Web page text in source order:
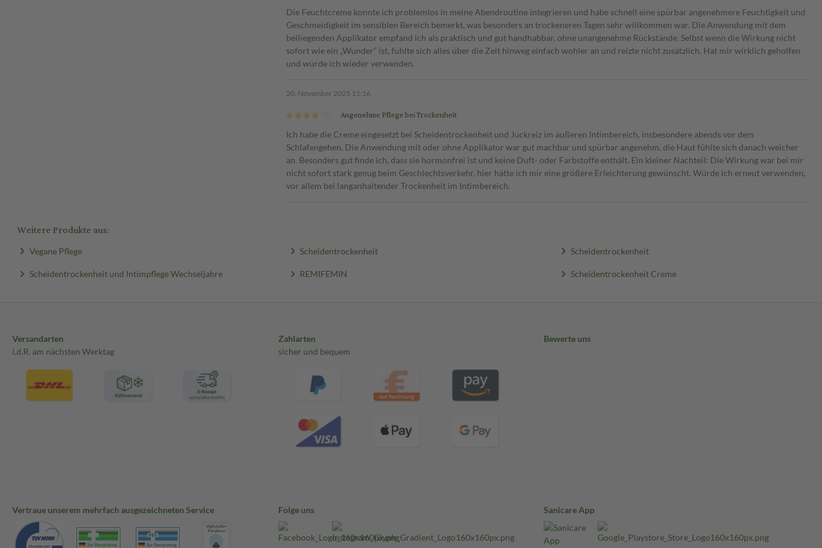
Die Feuchtcreme konnte ich problemlos in meine Abendroutine integrieren und habe schnell eine spürbar angenehmere Feuchtigkeit und
Geschmeidigkeit im sensiblen Bereich bemerkt, was besonders an trockeneren Tagen sehr willkommen war. Die Anwendung mit dem
beiliegenden Applikator empfand ich als praktisch und gut handhabbar, ohne unangenehme Rückstände. Selbst wenn die Wirkung nicht
sofort wie ein „Wunder“ ist, fühlte sich alles über die Zeit hinweg einfach wohler an und reizte nicht zusätzlich. Hat mir wirklich geholfen
und würde ich wieder verwenden.
20. November 2025 11:16
Angenehme Pflege bei Trockenheit
Ich habe die Creme eingesetzt bei Scheidentrockenheit und Juckreiz im äußeren Intimbereich, insbesondere abends vor dem
Schlafengehen. Die Anwendung mit oder ohne Applikator war gut machbar und spürbar angenehm, die Haut fühlte sich danach weicher
an. Besonders gut finde ich, dass sie hormonfrei ist und keine Duft- oder Farbstoffe enthält. Ein kleiner Nachteil: Die Wirkung war bei mir
nicht sofort stark genug beim Geschlechtsverkehr, hier hätte ich mir eine größere Erleichterung gewünscht. Würde ich erneut verwenden,
vor allem bei langanhaltender Trockenheit im Intimbereich.
Weitere Produkte aus:
Vegane Pflege Scheidentrockenheit Scheidentrockenheit
Scheidentrockenheit und Intimpflege Wechseljahre REMIFEMIN Scheidentrockenheit Creme
Versandarten
i.d.R. am nächsten Werktag
Zahlarten
sicher und bequem
Bewerte uns
Vertraue unserem mehrfach ausgezeichneten Service Folge uns Sanicare App